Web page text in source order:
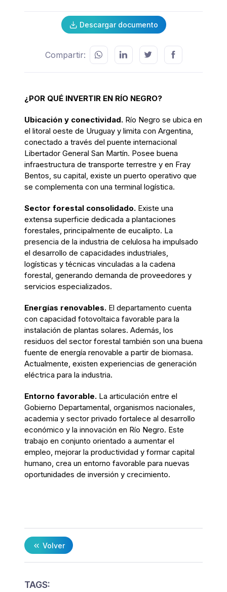
Descargar documento
Compartir:
¿POR QUÉ INVERTIR EN RÍO NEGRO?
Ubicación y conectividad. Río Negro se ubica en
el litoral oeste de Uruguay y limita con Argentina,
conectado a través del puente internacional
Libertador General San Martín. Posee buena
infraestructura de transporte terrestre y en Fray
Bentos, su capital, existe un puerto operativo que
se complementa con una terminal logística.
Sector forestal consolidado. Existe una
extensa superficie dedicada a plantaciones
forestales, principalmente de eucalipto. La
presencia de la industria de celulosa ha impulsado
el desarrollo de capacidades industriales,
logísticas y técnicas vinculadas a la cadena
forestal, generando demanda de proveedores y
servicios especializados.
Energías renovables. El departamento cuenta
con capacidad fotovoltaica favorable para la
instalación de plantas solares. Además, los
residuos del sector forestal también son una buena
fuente de energía renovable a partir de biomasa.
Actualmente, existen experiencias de generación
eléctrica para la industria.
Entorno favorable. La articulación entre el
Gobierno Departamental, organismos nacionales,
academia y sector privado fortalece al desarrollo
económico y la innovación en Río Negro. Este
trabajo en conjunto orientado a aumentar el
empleo, mejorar la productividad y formar capital
humano, crea un entorno favorable para nuevas
oportunidades de inversión y crecimiento.
Volver
TAGS: